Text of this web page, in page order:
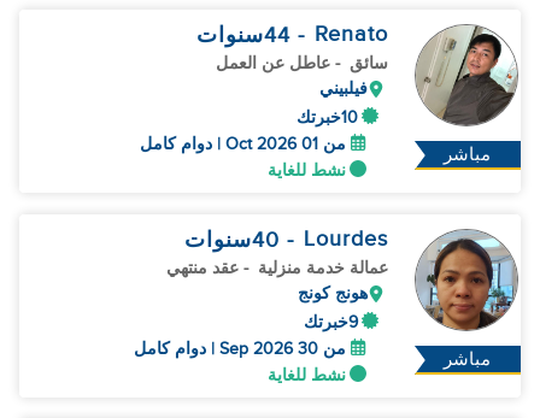
مباشر
Renato
- 44 سنوات
سائق - عاطل عن العمل
فيلبيني
10خبرتك
من 01 Oct 2026 | دوام كامل
نشط للغاية
مباشر
Lourdes
- 40 سنوات
عمالة خدمة منزلية - عقد منتهي
هونج كونج
9خبرتك
من 30 Sep 2026 | دوام كامل
نشط للغاية